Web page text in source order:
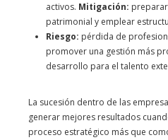
activos. Mitigación:
patrimonial y emplear
Riesgo: pérdida de
promover una gestión más
desarrollo para el talento
La sucesión dentro de las
generar mejores resultados
proceso estratégico más que